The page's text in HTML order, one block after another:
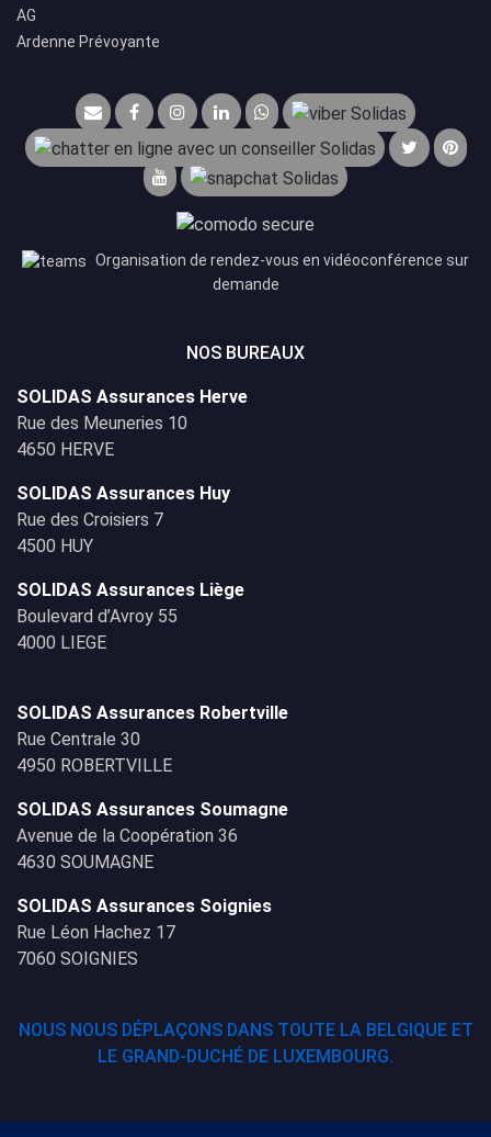
AG
Ardenne Prévoyante
Organisation de rendez-vous en vidéoconférence sur
demande
NOS BUREAUX
SOLIDAS Assurances Herve
Rue des Meuneries 10
4650 HERVE
SOLIDAS Assurances Huy
Rue des Croisiers 7
4500 HUY
SOLIDAS Assurances Liège
Boulevard d’Avroy 55
4000 LIEGE
SOLIDAS Assurances Robertville
Rue Centrale 30
4950 ROBERTVILLE
SOLIDAS Assurances Soumagne
Avenue de la Coopération 36
4630 SOUMAGNE
SOLIDAS Assurances Soignies
Rue Léon Hachez 17
7060 SOIGNIES
NOUS NOUS DÉPLAÇONS DANS TOUTE LA BELGIQUE ET
LE GRAND-DUCHÉ DE LUXEMBOURG.